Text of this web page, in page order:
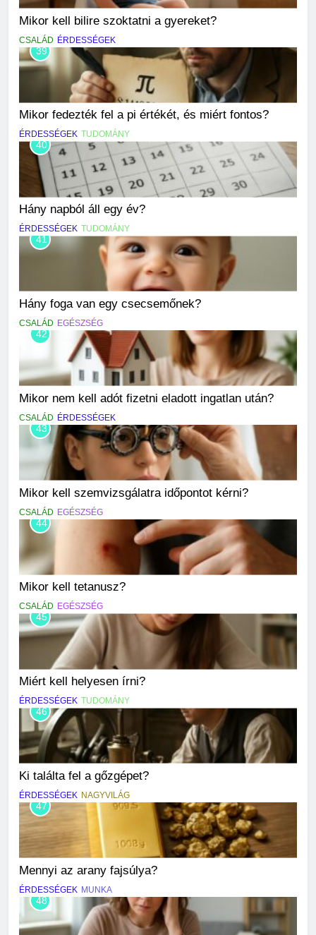
Mikor kell bilire szoktatni a gyereket?
CSALÁD ÉRDESSÉGEK
39
Mikor fedezték fel a pi értékét, és miért fontos?
ÉRDESSÉGEK TUDOMÁNY
40
Hány napból áll egy év?
ÉRDESSÉGEK TUDOMÁNY
41
Hány foga van egy csecsemőnek?
CSALÁD EGÉSZSÉG
42
Mikor nem kell adót fizetni eladott ingatlan után?
CSALÁD ÉRDESSÉGEK
43
Mikor kell szemvizsgálatra időpontot kérni?
CSALÁD EGÉSZSÉG
44
Mikor kell tetanusz?
CSALÁD EGÉSZSÉG
45
Miért kell helyesen írni?
ÉRDESSÉGEK TUDOMÁNY
46
Ki találta fel a gőzgépet?
ÉRDESSÉGEK NAGYVILÁG
47
Mennyi az arany fajsúlya?
ÉRDESSÉGEK MUNKA
48